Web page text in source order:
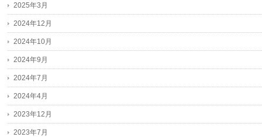
2025年3月
2024年12月
2024年10月
2024年9月
2024年7月
2024年4月
2023年12月
2023年7月